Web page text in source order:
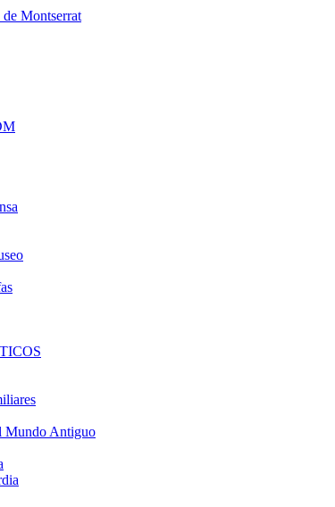
Mundo Antiguo